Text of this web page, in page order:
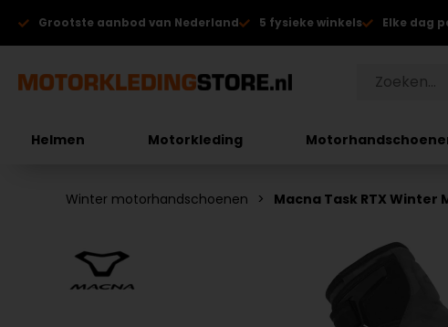
Grootste aanbod van Nederland 5 fysieke winkels Elke dag
Helmen Motorkleding
Winter motorhandschoenen Macna Task RTX